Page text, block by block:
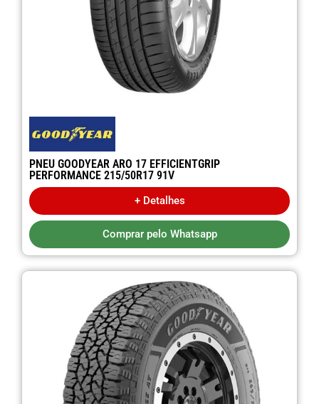
PNEU GOODYEAR ARO 17 EFFICIENTGRIP
PERFORMANCE 215/50R17 91V
+ Detalhes
Comprar pelo Whatsapp